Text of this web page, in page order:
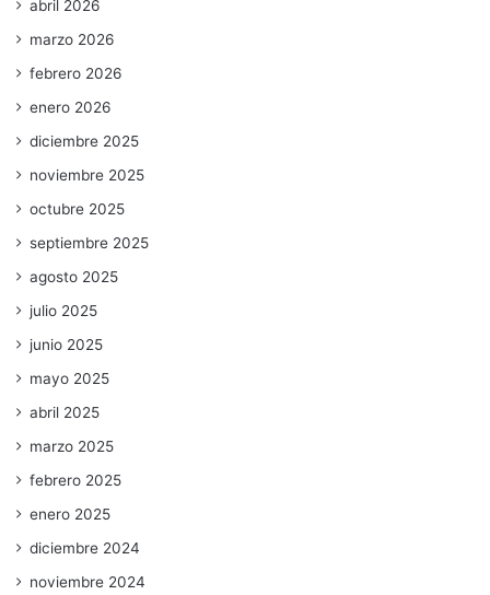
abril 2026
marzo 2026
febrero 2026
enero 2026
diciembre 2025
noviembre 2025
octubre 2025
septiembre 2025
agosto 2025
julio 2025
junio 2025
mayo 2025
abril 2025
marzo 2025
febrero 2025
enero 2025
diciembre 2024
noviembre 2024